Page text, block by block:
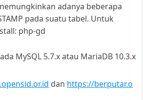
adanya beberapa
pada suatu tabel. Untuk
php-gd
MySQL 5.7.x atau MariaDB 10.3.x
dan https://berputar.o